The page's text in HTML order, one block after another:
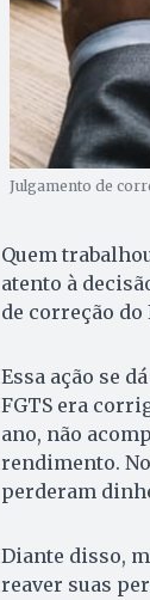
Julgamento de
Quem
atento à
de correção do
Essa ação se
FGTS era
ano, não
rendimento.
perderam
Diante disso,
reaver suas